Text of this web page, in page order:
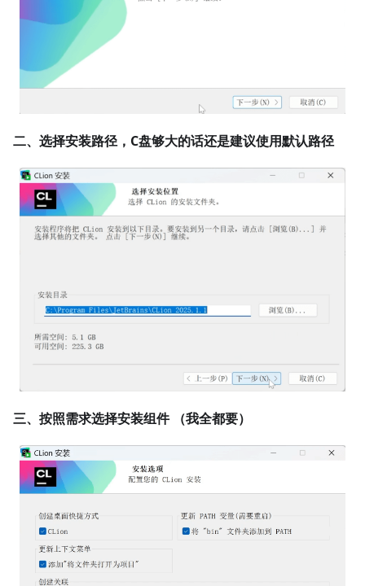
二、选择安装路径，C盘够大的话还是建议使用默认路径
三、按照需求选择安装组件 （我全都要）